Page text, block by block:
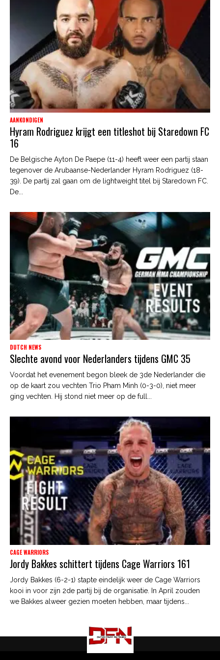
AANKONDIGEN
Hyram Rodriguez krijgt een titleshot bij Staredown FC
16
De Belgische Ayton De Paepe (11-4) heeft weer een partij staan
tegenover de Arubaanse-Nederlander Hyram Rodriguez (18-
39). De partij zal gaan om de lightweight titel bij Staredown FC.
De...
DUTCH NEWS
Slechte avond voor Nederlanders tijdens GMC 35
Voordat het evenement begon bleek de 3de Nederlander die
op de kaart zou vechten Trio Pham Minh (0-3-0), niet meer
ging vechten. Hij stond niet meer op de full...
CAGE WARRIORS
Jordy Bakkes schittert tijdens Cage Warriors 161
Jordy Bakkes (6-2-1) stapte eindelijk weer de Cage Warriors
kooi in voor zijn 2de partij bij de organisatie. In April zouden
we Bakkes alweer gezien moeten hebben, maar tijdens...